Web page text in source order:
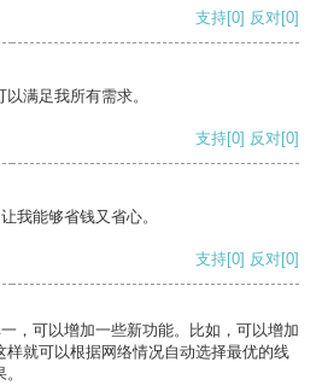
支持[0] 反对[0]
满足我所有需求。
支持[0] 反对[0]
我能够省钱又省心。
支持[0] 反对[0]
，可以增加一些新功能。比如，可以增加
就可以根据网络情况自动选择最优的线